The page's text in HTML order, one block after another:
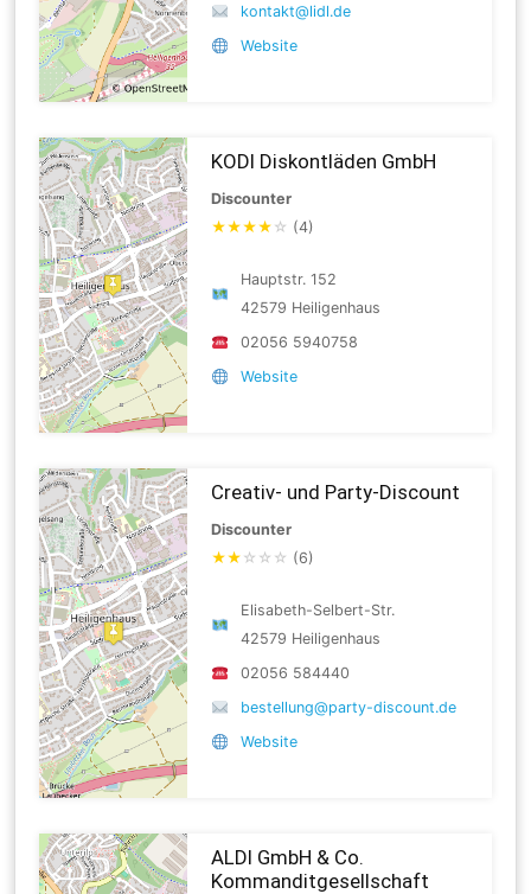
kontakt@lidl.de
Website
KODI Diskontläden GmbH
Discounter
★★★★ ☆ (4)
Hauptstr. 152
42579 Heiligenhaus
02056 5940758
Website
Creativ- und Party-Discount
Discounter
★★ ☆ ☆ ☆ (6)
Elisabeth-Selbert-Str.
42579 Heiligenhaus
02056 584440
bestellung@party-discount.de
Website
ALDI GmbH & Co.
Kommanditgesellschaft